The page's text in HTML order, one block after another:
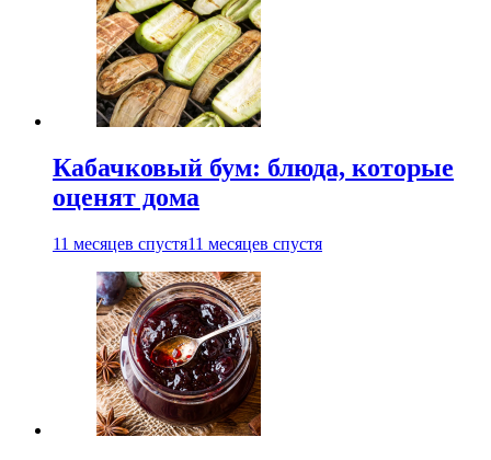
Кабачковый бум: блюда, которые
оценят дома
11 месяцев спустя11 месяцев спустя